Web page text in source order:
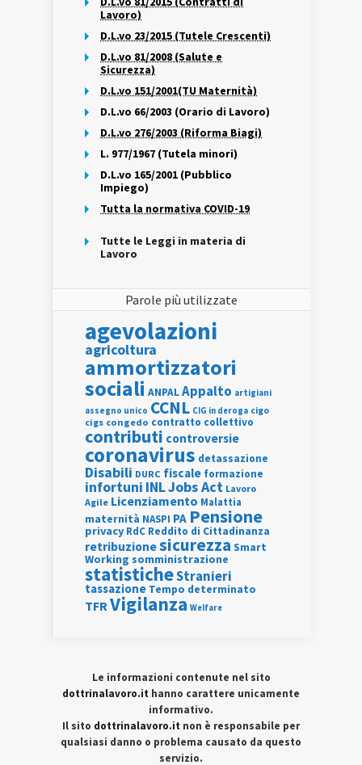
Lavoro)
D.L.vo 23/2015 (Tutele Crescenti)
D.L.vo 81/2008 (Salute e
Sicurezza)
D.L.vo 151/2001(TU Maternità)
D.L.vo 66/2003 (Orario di Lavoro)
D.L.vo 276/2003 (Riforma Biagi)
L. 977/1967 (Tutela minori)
D.L.vo 165/2001 (Pubblico
Impiego)
Tutta la normativa COVID-19
Tutte le Leggi in materia di
Lavoro
Parole più utilizzate
agevolazioni
agricoltura
ammortizzatori
sociali ANPALAppalto artigiani
assegno unico CCNL CIG in deroga cigo
cigs congedo contratto collettivo
contributi controversie
coronavirus detassazione
Disabili DURC fiscale formazione
infortuni INLJobs Act Lavoro
Agile Licenziamento Malattia
maternità NASPI PA Pensione
privacy RdC Reddito di Cittadinanza
retribuzionesicurezza Smart
Working somministrazione
statisticheStranieri
tassazione Tempo determinato
TFRVigilanza Welfare
Le informazioni contenute nel sito
dottrinalavoro.it hanno carattere unicamente
informativo.
Il sito dottrinalavoro.it non è responsabile per
qualsiasi danno o problema causato da questo
servizio.